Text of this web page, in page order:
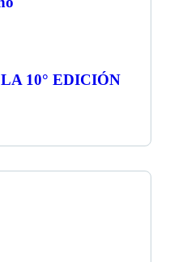
10° EDICIÓN